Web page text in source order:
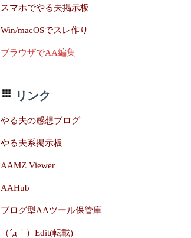
スマホでやる夫掲示板
Win/macOSでスレ作り
ブラウザでAA編集
リンク
やる夫の感想ブログ
やる夫系掲示板
AAMZ Viewer
AAHub
ブログ型AAツール保管庫
（´д｀）Edit(転載)